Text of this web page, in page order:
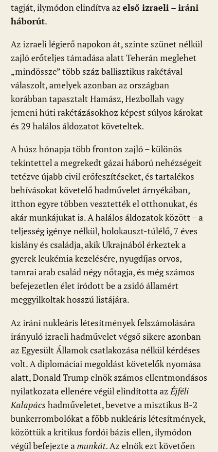
tagját, ilymódon elindítva az első izraeli – iráni
háborút.
Az izraeli légierő napokon át, szinte szünet nélkül
zajló erőteljes támadása alatt Teherán meglehet
„mindössze” több száz ballisztikus rakétával
válaszolt, amelyek azonban az országban
korábban tapasztalt Hamász, Hezbollah vagy
jemeni húti rakétázásokhoz képest súlyos károkat
és 29 halálos áldozatot követeltek.
A húsz hónapja több fronton zajló – különös
tekintettel a megrekedt gázai háború nehézségeit
tetézve újabb civil erőfeszítéseket, és tartalékos
behívásokat követelő hadművelet árnyékában,
itthon egyre többen vesztették el otthonukat, és
akár munkájukat is. A halálos áldozatok között – a
teljesség igénye nélkül, holokauszt-túlélő, 7 éves
kislány és családja, akik Ukrajnából érkeztek a
gyerek leukémia kezelésére, nyugdíjas orvos,
tamrai arab család négy nőtagja, és még számos
befejezetlen élet íródott be a zsidó államért
meggyilkoltak hosszú listájára.
Az iráni nukleáris létesítmények felszámolására
irányuló izraeli hadművelet végső sikere azonban
az Egyesült Államok csatlakozása nélkül kérdéses
volt. A diplomáciai megoldást követelők nyomása
alatt, Donald Trump elnök számos ellentmondásos
nyilatkozata ellenére végül elindította azÉjféli
Kalapács hadműveletet, bevetve a misztikus B-2
bunkerrombolókat a főbb nukleáris létesítmények,
közöttük a kritikus fordói bázis ellen, ilymódon
végül befejezte amunkát. Az elnök ezt követően